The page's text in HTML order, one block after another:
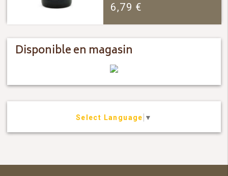
6,79 €
Disponible en magasin
Select Language ▼